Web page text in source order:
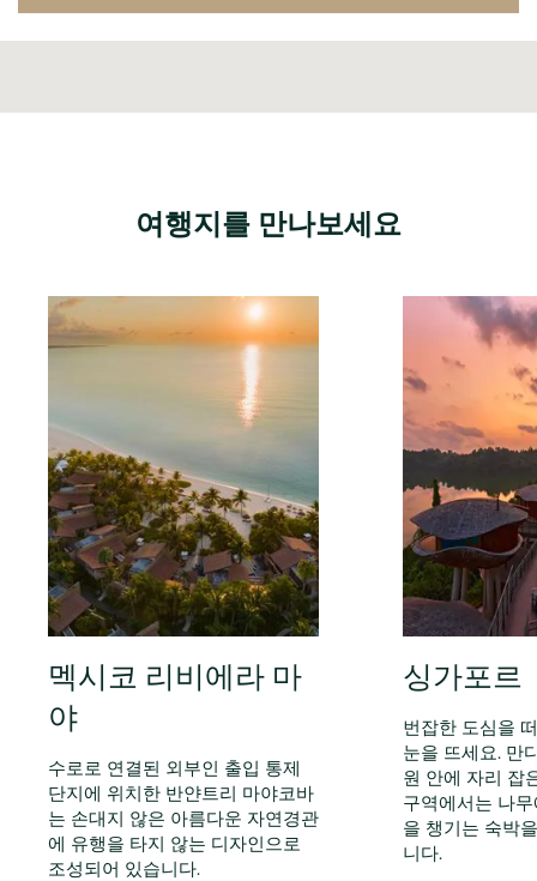
여행지를 만나보세요
멕시코 리비에라 마
야
수로로 연결된 외부인 출입 통제
단지에 위치한 반얀트리 마야코바
는 손대지 않은 아름다운 자연경관
에 유행을 타지 않는 디자인으로
조성되어 있습니다.
싱가포르
번잡한 도심을
눈을 뜨세요. 만
원 안에 자리 잡
구역에서는 나
을 챙기는 숙박
니다.